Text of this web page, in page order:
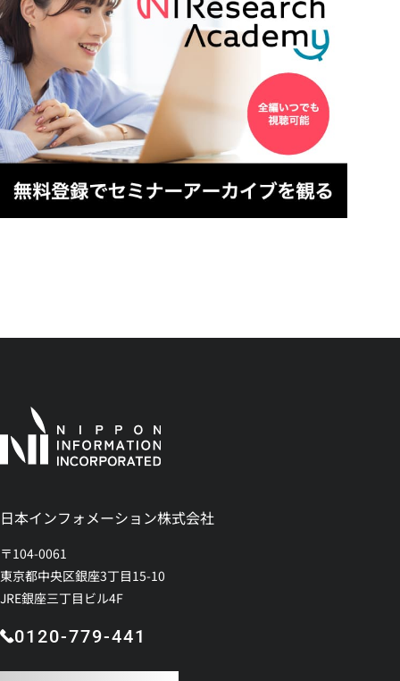
日本インフォメーション株式会社
〒104-0061
東京都中央区銀座3丁目15-10
JRE銀座三丁目ビル4F
0120-779-441